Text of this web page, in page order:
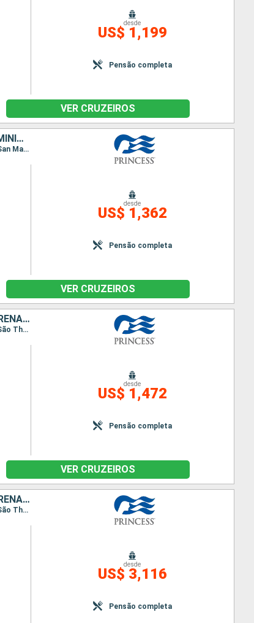
desde
US$ 1,199
Pensão completa
VER CRUZEIROS
ANTIGUA E BARBUDA, SANTA LUCIA, BARBADOS, PORTO RICO, REPUBLICA DOMINICANA, GRENADA
Itinerário : San Juan, São Thomas, San Martin (Antilhas N), Antigua, Santa Lucia, Barbados, San Juan, San Martin (Antilhas N), Martinica, Dominica, Granada, Barbados, San Juan
desde
US$ 1,362
Pensão completa
VER CRUZEIROS
PORTO RICO, ANTIGUA E BARBUDA, SANTA LUCIA, REPUBLICA DOMINICANA, GRENADA, BARBADOS
Itinerário : San Juan, São Thomas, San Martin (Antilhas N), Antigua, Santa Lucia, Barbados, San Juan, São Thomas, Pointe a pitre, Dominica, Granada, Barbados, San Juan
desde
US$ 1,472
Pensão completa
VER CRUZEIROS
PORTO RICO, ANTIGUA E BARBUDA, SANTA LUCIA, REPUBLICA DOMINICANA, GRENADA, BARBADOS
Itinerário : San Juan, São Thomas, San Martin (Antilhas N), Antigua, Santa Lucia, Barbados, San Juan, São Thomas, South Friar s (praia), Dominica, Granada, Barbados, San Juan
desde
US$ 3,116
Pensão completa